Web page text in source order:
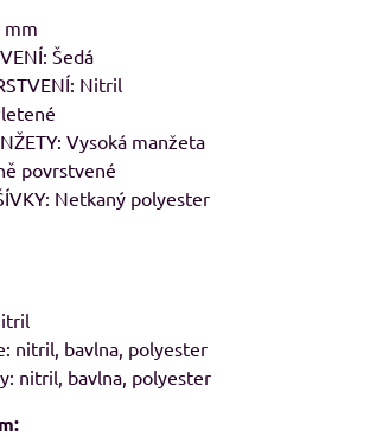
mm
Šedá
Nitril
Vysoká manžeta
povrstvené
Netkaný polyester
nitril, bavlna, polyester
nitril, bavlna, polyester